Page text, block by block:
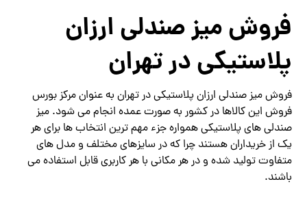
فروش میز صندلی ارزان
پلاستیکی در تهران
فروش میز صندلی ارزان پلاستیکی در تهران به عنوان مرکز بورس
فروش این کالاها در کشور به صورت عمده انجام می شود. میز
صندلی های پلاستیکی همواره جزء مهم ترین انتخاب ها برای هر
یک از خریداران هستند چرا که در سایزهای مختلف و مدل های
متفاوت تولید شده و در هر مکانی با هر کاربری قابل استفاده می
باشند.